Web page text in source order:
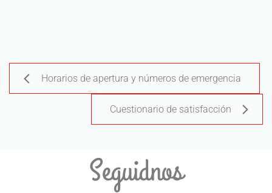
Horarios de apertura y números de emergencia
Cuestionario de satisfacción
Seguidnos